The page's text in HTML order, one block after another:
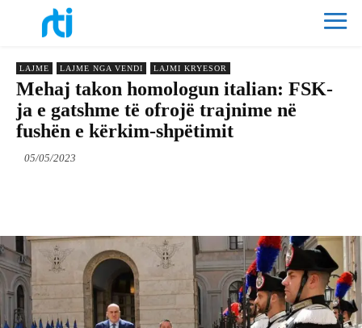
LAJME LAJME NGA VENDI LAJMI KRYESOR
Mehaj takon homologun italian: FSK-
ja e gatshme të ofrojë trajnime në
fushën e kërkim-shpëtimit
05/05/2023